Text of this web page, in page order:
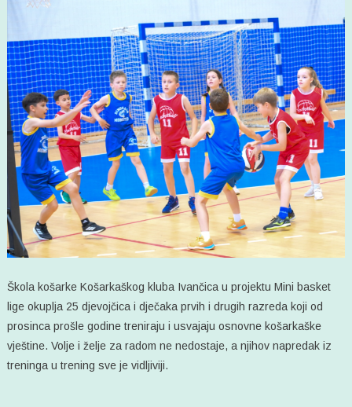
Škola košarke Košarkaškog kluba Ivančica u projektu Mini basket
lige okuplja 25 djevojčica i dječaka prvih i drugih razreda koji od
prosinca prošle godine treniraju i usvajaju osnovne košarkaške
vještine. Volje i želje za radom ne nedostaje, a njihov napredak iz
treninga u trening sve je vidljiviji.